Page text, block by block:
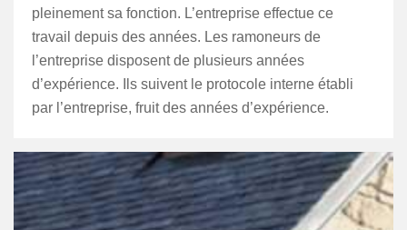
pleinement sa fonction. L’entreprise effectue ce
travail depuis des années. Les ramoneurs de
l’entreprise disposent de plusieurs années
d’expérience. Ils suivent le protocole interne établi
par l’entreprise, fruit des années d’expérience.